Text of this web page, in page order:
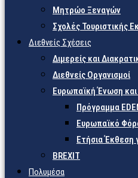
Μητρώο Ξεναγών
Σχολές Τουριστικής
Διεθνείς Σχέσεις
Διμερείς και
Διεθνείς Οργανισμοί
Ευρωπαϊκή Ένωση και
Πρόγραμμα
Ευρωπαϊκό
Ετήσια Έκθεση
BREXIT
Πολυμέσα